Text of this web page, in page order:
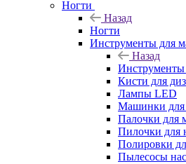
Ногти
Назад
Ногти
Инструменты для
Назад
Кисти для
Лампы LED
Машинки для
Палочки для
Пилочки для
Полировки
Пылесосы